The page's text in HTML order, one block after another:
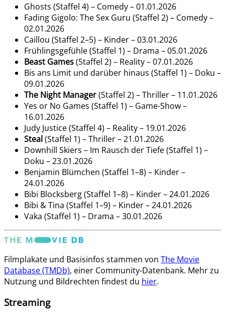
Ghosts (Staffel 4) – Comedy – 01.01.2026
Fading Gigolo: The Sex Guru (Staffel 2) – Comedy –
02.01.2026
Caillou (Staffel 2–5) – Kinder – 03.01.2026
Frühlingsgefühle (Staffel 1) – Drama – 05.01.2026
Beast Games(Staffel 2) – Reality – 07.01.2026
Bis ans Limit und darüber hinaus (Staffel 1) – Doku –
09.01.2026
The Night Manager(Staffel 2) – Thriller – 11.01.2026
Yes or No Games (Staffel 1) – Game-Show –
16.01.2026
Judy Justice (Staffel 4) – Reality – 19.01.2026
Steal(Staffel 1) – Thriller – 21.01.2026
Downhill Skiers – Im Rausch der Tiefe (Staffel 1) –
Doku – 23.01.2026
Benjamin Blümchen (Staffel 1–8) – Kinder –
24.01.2026
Bibi Blocksberg (Staffel 1–8) – Kinder – 24.01.2026
Bibi & Tina (Staffel 1–9) – Kinder – 24.01.2026
Vaka (Staffel 1) – Drama – 30.01.2026
Filmplakate und Basisinfos stammen von The Movie
Database (TMDb), einer Community-Datenbank. Mehr zu
Nutzung und Bildrechten findest du hier.
Streaming